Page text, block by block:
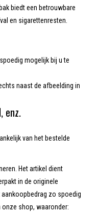
biedt een betrouwbare
en sigarettenresten.
mogelijk bij u te
naast de afbeelding in
enz.
van het bestelde
Het artikel dient
in de originele
zo spoedig
shop, waaronder: